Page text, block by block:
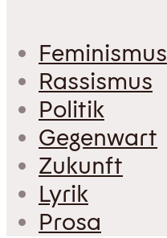
Feminismus
Rassismus
Politik
Gegenwart
Zukunft
Lyrik
Prosa